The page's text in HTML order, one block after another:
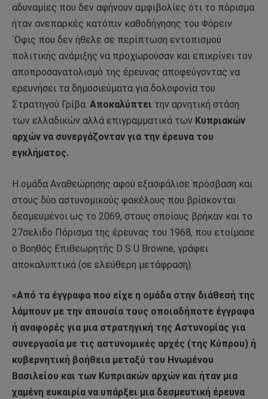
αδυναμίες που δεν αφήνουν αμφιβολίες ότι το πόρισμα
ήταν ανεπαρκές κατόπιν καθοδήγησης του Φόρειν
΄Οφις που δεν ήθελε σε περίπτωση εντοπισμού
πολιτικής ανάμιξης να προχωρούσαν και επικρίνει τον
αποπροσανατολισμό της έρευνας αποφεύγοντας να
ερευνήσει τα δημοσιεύματα για δολοφονία του
Στρατηγού Γρίβα. Αποκαλύπτει την αρνητική στάση
των ελλαδικών αλλά επιγραμματικά των Κυπριακών
αρχών να συνεργάζονταν για την έρευνα του
εγκλήματος.
Η ομάδα Αναθεώρησης αφού εξασφάλισε πρόσβαση και
στους δύο αστυνομικούς φακέλους που βρίσκονται
δεσμευμένοι ως το 2069, στους οποίους βρήκαν και το
27σελιδο Πόρισμα της έρευνας του 1968, που ετοίμασε
ο Βοηθός Επιθεωρητής D S U Browne, γράφει
αποκαλυπτικά (σε ελεύθερη μετάφραση):
«Από τα έγγραφα που είχε η ομάδα στην διάθεσή της
λάμπουν με την απουσία τους οποιαδήποτε έγγραφα
ή αναφορές για μια στρατηγική της Αστυνομίας για
συνεργασία με τις αστυνομικές αρχές (της Κύπρου) ή
κυβερνητική βοήθεια μεταξύ του Ηνωμένου
Βασιλείου και των Κυπριακών αρχών και ήταν μια
χαμένη ευκαιρία να υπάρξει μια δεσμευτική έρευνα